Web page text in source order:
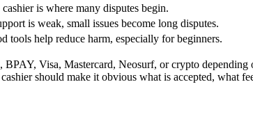
is where many disputes begin.
is weak, small issues become long disputes.
tools help reduce harm, especially for beginners.
Visa, Mastercard, Neosurf, or crypto depending
should make it obvious what is accepted, what